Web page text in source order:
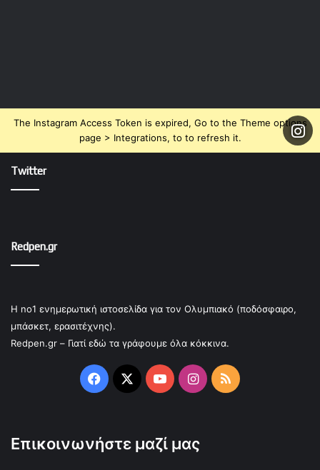
The Instagram Access Token is expired, Go to the Theme options
page > Integrations, to to refresh it.
Twitter
Redpen.gr
Η no1 ενημερωτική ιστοσελίδα για τον Ολυμπιακό (ποδόσφαιρο,
μπάσκετ, ερασιτέχνης).
Redpen.gr – Γιατί εδώ τα γράφουμε όλα κόκκινα.
Facebook
X YouTubeInstagram
RSS
Επικοινωνήστε μαζί μας